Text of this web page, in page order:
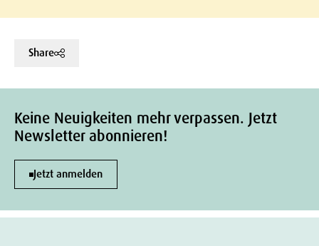
Share
Keine Neuigkeiten mehr verpassen. Jetzt
Newsletter abonnieren!
Jetzt anmelden